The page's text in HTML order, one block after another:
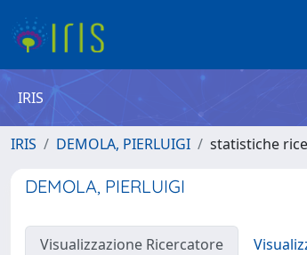
IRIS
IRIS DEMOLA, PIERLUIGI statistiche
DEMOLA, PIERLUIGI
Visualizzazione Ricercatore